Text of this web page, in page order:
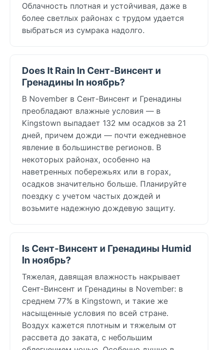
Облачность плотная и устойчивая, даже в
более светлых районах с трудом удается
выбраться из сумрака надолго.
Does It Rain In Сент-Винсент и
Гренадины In ноябрь?
В November в Сент-Винсент и Гренадины
преобладают влажные условия — в
Kingstown выпадает 132 мм осадков за 21
дней, причем дожди — почти ежедневное
явление в большинстве регионов. В
некоторых районах, особенно на
наветренных побережьях или в горах,
осадков значительно больше. Планируйте
поездку с учетом частых дождей и
возьмите надежную дождевую защиту.
Is Сент-Винсент и Гренадины Humid
In ноябрь?
Тяжелая, давящая влажность накрывает
Сент-Винсент и Гренадины в November: в
среднем 77% в Kingstown, и такие же
насыщенные условия по всей стране.
Воздух кажется плотным и тяжелым от
рассвета до заката, с небольшим